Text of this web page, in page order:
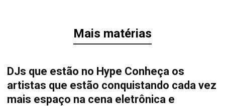
Mais matérias
DJs que estão no Hype Conheça os
artistas que estão conquistando cada vez
mais espaço na cena eletrônica e